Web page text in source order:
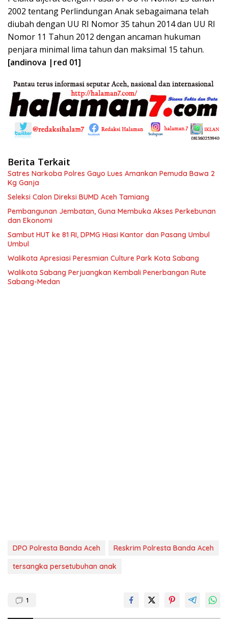
2002 tentang Perlindungan Anak sebagaimana telah
diubah dengan UU RI Nomor 35 tahun 2014 dan UU RI
Nomor 11 Tahun 2012 dengan ancaman hukuman
penjara minimal lima tahun dan maksimal 15 tahun.
[andinova |red 01]
Berita Terkait
Satres Narkoba Polres Gayo Lues Amankan Pemuda Bawa 2
Kg Ganja
Seleksi Calon Direksi BUMD Aceh Tamiang
Pembangunan Jembatan, Guna Membuka Akses Perkebunan
dan Ekonomi
Sambut HUT ke 81 RI, DPMG Hiasi Kantor dan Pasang Umbul
Umbul
Walikota Apresiasi Peresmian Culture Park Kota Sabang
Walikota Sabang Perjuangkan Kembali Penerbangan Rute
Sabang-Medan
DPO Polresta Banda Aceh
Reskrim Polresta Banda Aceh
tersangka persetubuhan anak
1